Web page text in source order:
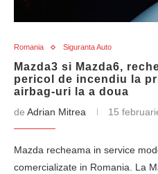
Romania Siguranta Auto
Mazda3 si Mazda6,
pericol de incendiu la
airbag-uri la a doua
de Adrian Mitrea 15
Mazda recheama in service
comercializate in Romania. La